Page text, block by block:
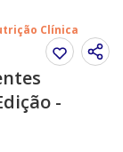
Clínica
-